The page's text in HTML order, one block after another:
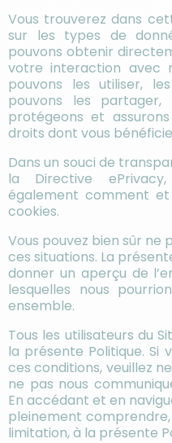
Vous trouverez dans
sur les types de
pouvons obtenir
votre interaction avec
pouvons les utiliser,
pouvons les
protégeons et
droits dont vous
Dans un souci de
la Directive
également comment et
cookies.
Vous pouvez bien sûr
ces situations. La
donner un aperçu de
lesquelles nous
ensemble.
Tous les utilisateurs du
la présente Politique. Si
ces conditions, veuillez
ne pas nous
En accédant et en
pleinement
limitation, à la présente